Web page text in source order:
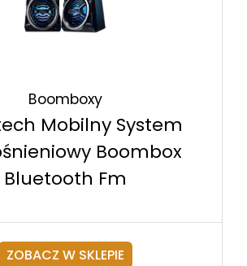
Boomboxy
Mobilny System
Boombox
Bluetooth Fm
ZOBACZ W SKLEPIE